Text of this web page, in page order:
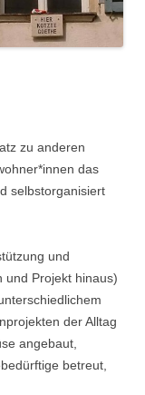
zu anderen
das
selbstorganisiert
und
und Projekt hinaus)
der Alltag
angebaut,
betreut,